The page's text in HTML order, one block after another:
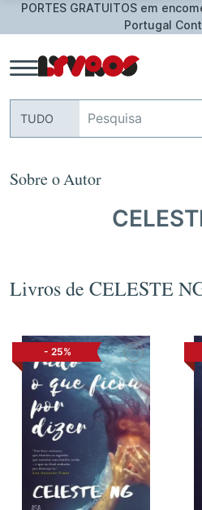
PORTES GRATUITOS em
Portugal
TUDO
Sobre o Autor
Livros de CELESTE
- 25%